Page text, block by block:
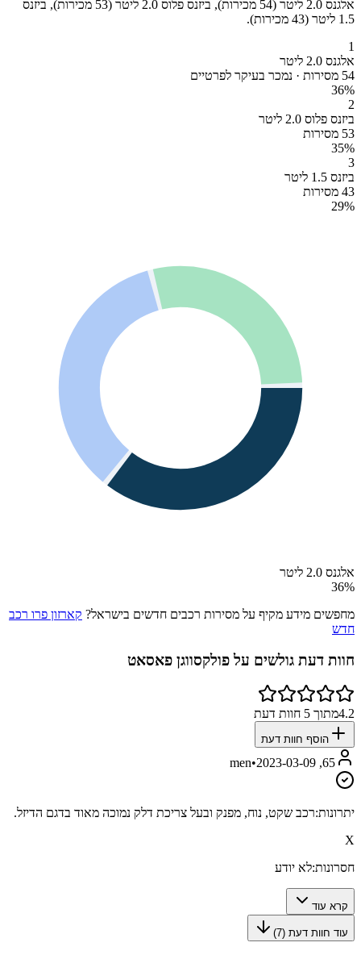
אלגנס 2.0 ליטר (54 מכירות), ביזנס פלוס 2.0 ליטר (53 מכירות), ביזנס
1.5 ליטר (43 מכירות).
1
אלגנס 2.0 ליטר
54 מסירות · נמכר בעיקר לפרטיים
36%
2
ביזנס פלוס 2.0 ליטר
53 מסירות
35%
3
ביזנס 1.5 ליטר
43 מסירות
29%
אלגנס 2.0 ליטר
36%
מחפשים מידע מקיף על מסירות רכבים חדשים בישראל? קארזון פרו רכב
חדש
חוות דעת גולשים עלפולקסווגן פאסאט
4.2מתוך 5 חוות דעת
הוסף חוות דעת
65, men
•2023-03-09
יתרונות:רכב שקט, נוח, מפנק ובעל צריכת דלק נמוכה מאוד בדגם הדיזל.
X
חסרונות:לא יודע
קרא עוד
עוד חוות דעת (7
)